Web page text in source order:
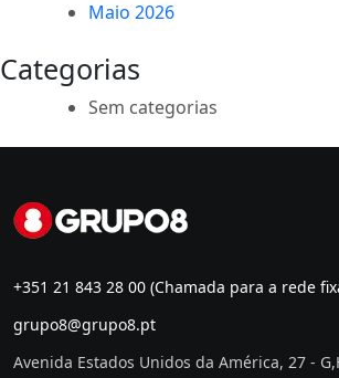
Maio 2026
Categorias
Sem categorias
+351 21 843 28 00 (Chamada para a rede
grupo8@grupo8.pt
Avenida Estados Unidos da América, 27 -